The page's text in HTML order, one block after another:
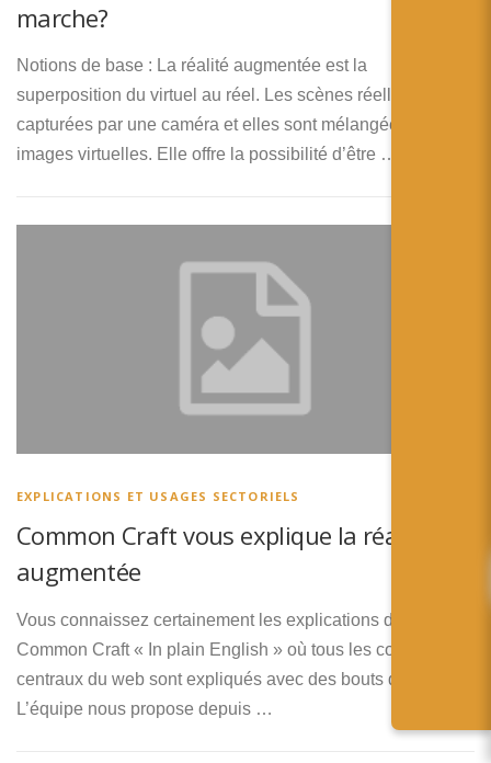
marche?
Notions de base : La réalité augmentée est la
superposition du virtuel au réel. Les scènes réelles sont
capturées par une caméra et elles sont mélangées à des
images virtuelles. Elle offre la possibilité d’être …
EXPLICATIONS ET USAGES SECTORIELS
Common Craft vous explique la réalité
augmentée
Vous connaissez certainement les explications de l’équipe
Common Craft « In plain English » où tous les concept
centraux du web sont expliqués avec des bouts de papier.
L’équipe nous propose depuis …